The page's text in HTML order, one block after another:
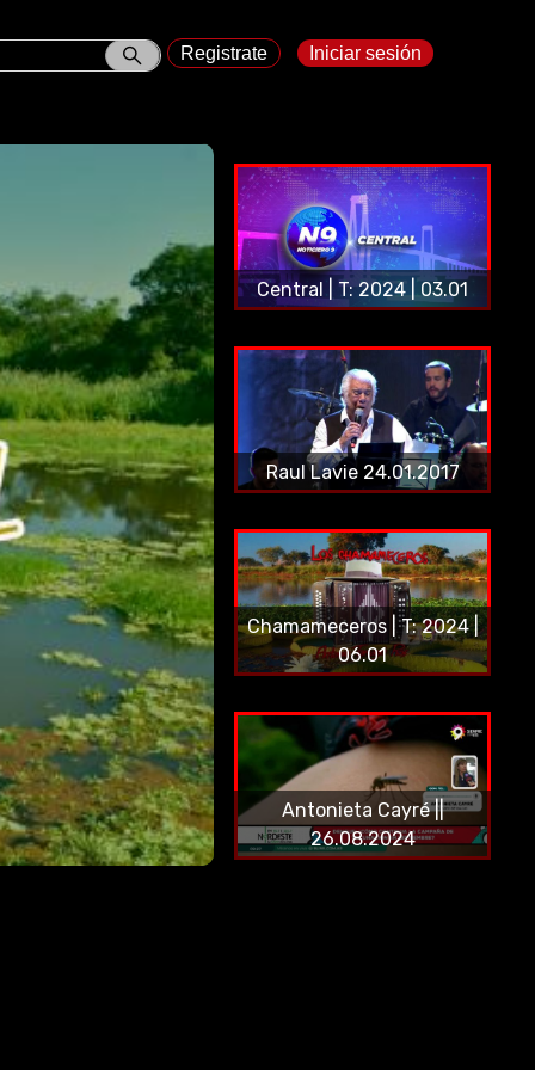
Registrate Iniciar sesión
Central | T: 2024 | 03.01
Raul Lavie 24.01.2017
Chamameceros | T: 2024 |
06.01
Antonieta Cayré ||
26.08.2024